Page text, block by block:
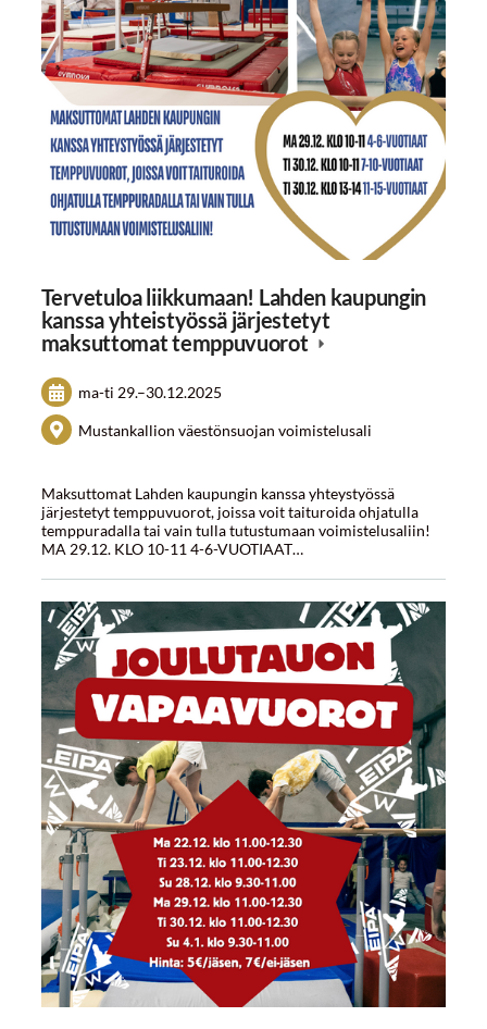
Tervetuloa liikkumaan! Lahden kaupungin
kanssa yhteistyössä järjestetyt
maksuttomat temppuvuorot
ma-ti 29.–30.12.2025
Mustankallion väestönsuojan voimistelusali
Maksuttomat Lahden kaupungin kanssa yhteystyössä
järjestetyt temppuvuorot, joissa voit taituroida ohjatulla
temppuradalla tai vain tulla tutustumaan voimistelusaliin!
MA 29.12. KLO 10-11 4-6-VUOTIAAT…